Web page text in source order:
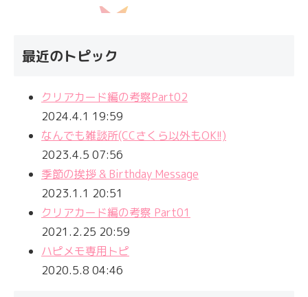
最近のトピック
クリアカード編の考察Part02
2024.4.1 19:59
なんでも雑談所(CCさくら以外もOK!!)
2023.4.5 07:56
季節の挨拶 & Birthday Message
2023.1.1 20:51
クリアカード編の考察 Part01
2021.2.25 20:59
ハピメモ専用トピ
2020.5.8 04:46